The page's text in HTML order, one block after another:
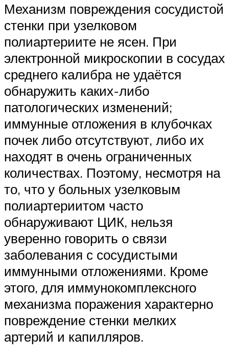
Механизм повреждения сосудистой
стенки при узелковом
полиартериите не ясен. При
электронной микроскопии в сосудах
среднего калибра не удаётся
обнаружить каких-либо
патологических изменений;
иммунные отложения в клубочках
почек либо отсутствуют, либо их
находят в очень ограниченных
количествах. Поэтому, несмотря на
то, что у больных узелковым
полиартериитом часто
обнаруживают ЦИК, нельзя
уверенно говорить о связи
заболевания с сосудистыми
иммунными отложениями. Кроме
этого, для иммунокомплексного
механизма поражения характерно
повреждение стенки мелких
артерий и капилляров.